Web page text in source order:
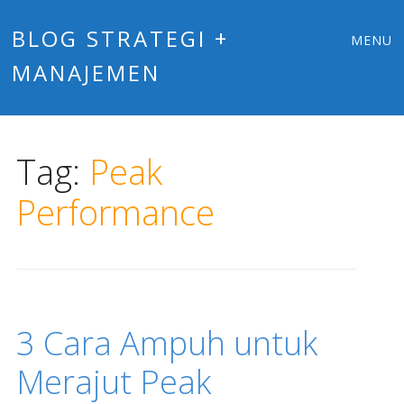
BLOG STRATEGI +
MANAJEMEN
MENU
Tag: Peak
Performance
3 Cara Ampuh untuk
Merajut Peak